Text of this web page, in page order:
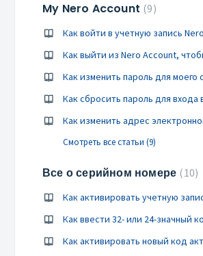
My Nero Account 9
Как войти в учетную запись
Как выйти из Nero Account,
Как изменить пароль для моего
Как сбросить пароль для входа
Как изменить адрес
Смотреть все статьи (9)
Все о серийном номере 10
Как активировать учетную
Как ввести 32- или 24-значный
Как активировать новый код